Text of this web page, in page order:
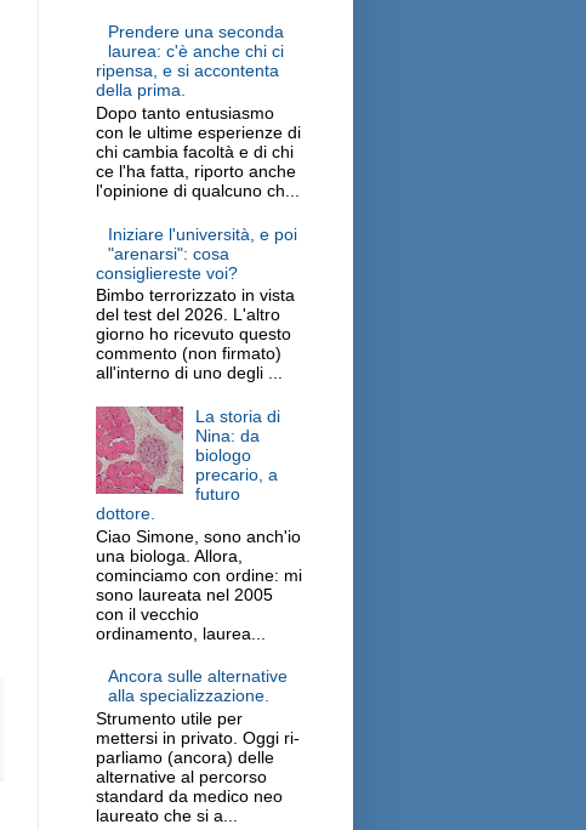
Prendere una seconda
laurea: c'è anche chi ci
ripensa, e si accontenta
della prima.
Dopo tanto entusiasmo
con le ultime esperienze di
chi cambia facoltà e di chi
ce l'ha fatta, riporto anche
l'opinione di qualcuno ch...
Iniziare l'università, e poi
"arenarsi": cosa
consigliereste voi?
Bimbo terrorizzato in vista
del test del 2026. L'altro
giorno ho ricevuto questo
commento (non firmato)
all'interno di uno degli ...
La storia di
Nina: da
biologo
precario, a
futuro
dottore.
Ciao Simone, sono anch'io
una biologa. Allora,
cominciamo con ordine: mi
sono laureata nel 2005
con il vecchio
ordinamento, laurea...
Ancora sulle alternative
alla specializzazione.
Strumento utile per
mettersi in privato. Oggi ri-
parliamo (ancora) delle
alternative al percorso
standard da medico neo
laureato che si a...